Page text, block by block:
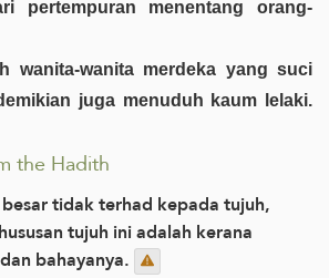
pertempuran menentang orang-
wanita-wanita merdeka yang suci
juga menuduh kaum lelaki.
the Hadith
tidak terhad kepada tujuh,
tujuh ini adalah kerana
bahayanya.